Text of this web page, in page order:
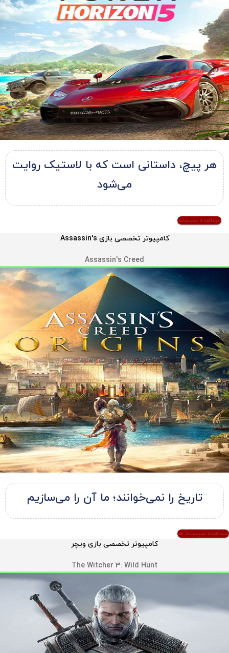
هر پیچ، داستانی است که با لاستیک روایت
می‌شود
مشاهده سیستم
کامپیوتر تخصصی بازی Assassin's
Assassin's Creed
تاریخ را نمی‌خوانند؛ ما آن را می‌سازیم
مشاهده سیستم ها
کامپیوتر تخصصی بازی ویچر
The Witcher 3: Wild Hunt